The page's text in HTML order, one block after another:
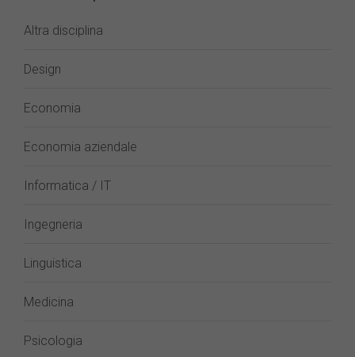
Altra disciplina
Design
Economia
Economia aziendale
Informatica / IT
Ingegneria
Linguistica
Medicina
Psicologia